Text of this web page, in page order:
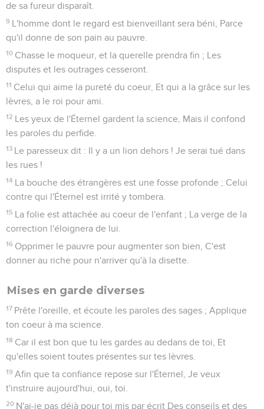
de sa fureur disparaît.
9 L'homme dont le regard est bienveillant sera béni, Parce
qu'il donne de son pain au pauvre.
10 Chasse le moqueur, et la querelle prendra fin ; Les
disputes et les outrages cesseront.
11 Celui qui aime la pureté du coeur, Et qui a la grâce sur les
lèvres, a le roi pour ami.
12 Les yeux de l'Éternel gardent la science, Mais il confond
les paroles du perfide.
13 Le paresseux dit : Il y a un lion dehors ! Je serai tué dans
les rues !
14 La bouche des étrangères est une fosse profonde ; Celui
contre qui l'Éternel est irrité y tombera.
15 La folie est attachée au coeur de l'enfant ; La verge de la
correction l'éloignera de lui.
16 Opprimer le pauvre pour augmenter son bien, C'est
donner au riche pour n'arriver qu'à la disette.
Mises en garde diverses
17 Prête l'oreille, et écoute les paroles des sages ; Applique
ton coeur à ma science.
18 Car il est bon que tu les gardes au dedans de toi, Et
qu'elles soient toutes présentes sur tes lèvres.
19 Afin que ta confiance repose sur l'Éternel, Je veux
t'instruire aujourd'hui, oui, toi.
20 N'ai-je pas déjà pour toi mis par écrit Des conseils et des